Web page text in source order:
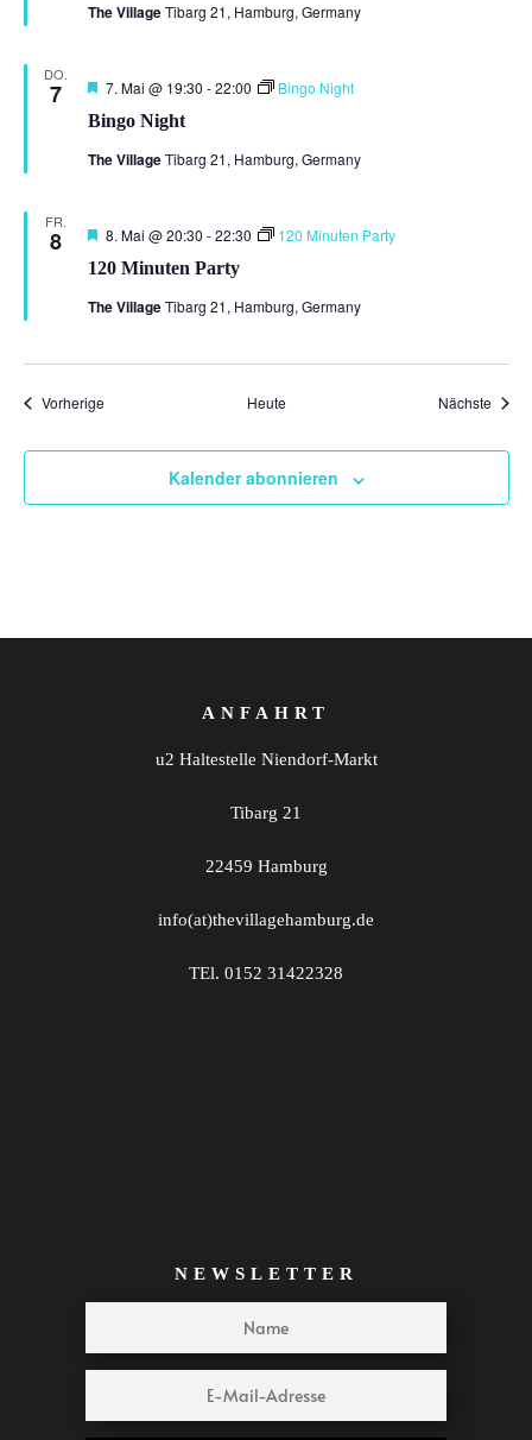
The VillageTibarg 21, Hamburg, Germany
DO.
7
Bingo Night
Hervorgehoben
7. Mai @ 19:30 -22:00 Bingo Night
The VillageTibarg 21, Hamburg, Germany
FR.
8
120 Minuten Party
Hervorgehoben
8. Mai @ 20:30 -22:30 120 Minuten Party
The VillageTibarg 21, Hamburg, Germany
VorherigeVeranstaltungen Heute Nächste
Kalender abonnieren
ANFAHRT
u2 Haltestelle Niendorf-Markt
Tibarg 21
22459 Hamburg
info(at)thevillagehamburg.de
TEl. 0152 31422328
NEWSLETTER